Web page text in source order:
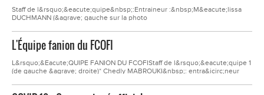
Staff de l&rsquo;&eacute;quipe&nbsp;:Entraineur :&nbsp;M&eacute;lissa
DUCHMANN (&agrave; gauche sur la photo
SOLMONA (&agrave; droite sur la photo
d&rsquo;&eacute;quipe)Coordinateur :&nbsp;Jean Claude VIAL dit Boulette
(pr&eacute;sident du club lors de la victoire en coupe de la Loire,
2&egrave;me en...
L'Équipe fanion du FCOFI
L&rsquo;&Eacute;QUIPE FANION DU FCOFIStaff de l&rsquo;&eacute;quipe 1
(de gauche &agrave; droite)* Chedly MABROUKI&nbsp;: entra&icirc;neur
Herv&eacute; TARDY&nbsp;: entra&icirc;neur g&eacute;n&eacute;ral*